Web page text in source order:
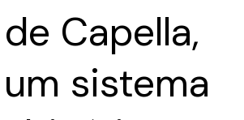
Capella,
sistema